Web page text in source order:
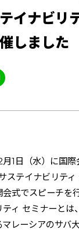
イナビリ
しました
月1 日（水）に国
ステイナビリティ
式でスピーチを
ィ セミナーとは
レーシアのサバ